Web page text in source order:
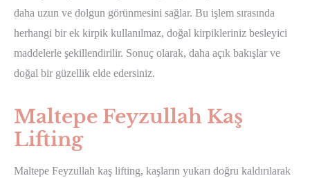
daha uzun ve dolgun görünmesini sağlar. Bu işlem sırasında
herhangi bir ek kirpik kullanılmaz, doğal kirpikleriniz besleyici
maddelerle şekillendirilir. Sonuç olarak, daha açık bakışlar ve
doğal bir güzellik elde edersiniz.
Maltepe Feyzullah Kaş
Lifting
Maltepe Feyzullah kaş lifting, kaşların yukarı doğru kaldırılarak